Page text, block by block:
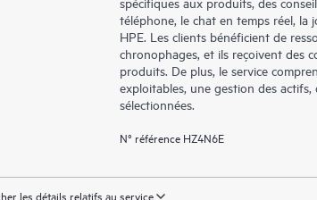
téléphone, le chat en temps réel,
HPE. Les clients bénéficient de
chronophages, et ils reçoivent des
produits. De plus, le service
exploitables, une gestion des
sélectionnées.
N° référence HZ4N6E
les détails relatifs au service